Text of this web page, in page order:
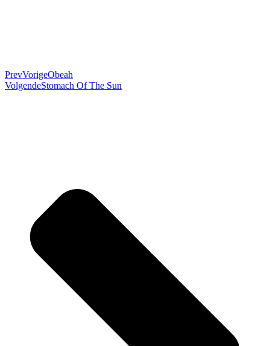
PrevVorigeObeah
VolgendeStomach Of The Sun